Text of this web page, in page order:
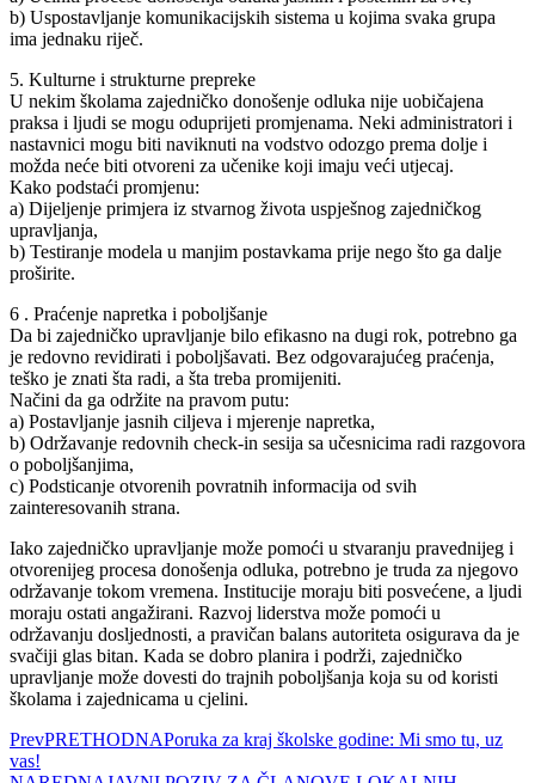
b) Uspostavljanje komunikacijskih sistema u kojima svaka grupa
ima jednaku riječ.
5. Kulturne i strukturne prepreke
U nekim školama zajedničko donošenje odluka nije uobičajena
praksa i ljudi se mogu oduprijeti promjenama. Neki administratori i
nastavnici mogu biti naviknuti na vodstvo odozgo prema dolje i
možda neće biti otvoreni za učenike koji imaju veći utjecaj.
Kako podstaći promjenu:
a) Dijeljenje primjera iz stvarnog života uspješnog zajedničkog
upravljanja,
b) Testiranje modela u manjim postavkama prije nego što ga dalje
proširite.
6 . Praćenje napretka i poboljšanje
Da bi zajedničko upravljanje bilo efikasno na dugi rok, potrebno ga
je redovno revidirati i poboljšavati. Bez odgovarajućeg praćenja,
teško je znati šta radi, a šta treba promijeniti.
Načini da ga održite na pravom putu:
a) Postavljanje jasnih ciljeva i mjerenje napretka,
b) Održavanje redovnih check-in sesija sa učesnicima radi razgovora
o poboljšanjima,
c) Podsticanje otvorenih povratnih informacija od svih
zainteresovanih strana.
Iako zajedničko upravljanje može pomoći u stvaranju pravednijeg i
otvorenijeg procesa donošenja odluka, potrebno je truda za njegovo
održavanje tokom vremena. Institucije moraju biti posvećene, a ljudi
moraju ostati angažirani. Razvoj liderstva može pomoći u
održavanju dosljednosti, a pravičan balans autoriteta osigurava da je
svačiji glas bitan. Kada se dobro planira i podrži, zajedničko
upravljanje može dovesti do trajnih poboljšanja koja su od koristi
školama i zajednicama u cjelini.
PrevPRETHODNAPoruka za kraj školske godine: Mi smo tu, uz
vas!